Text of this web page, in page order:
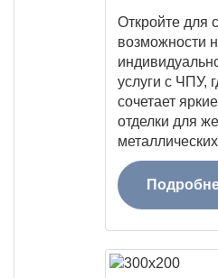
Откройте для
возможности
услуги с ЧПУ,
сочетает
отделки для